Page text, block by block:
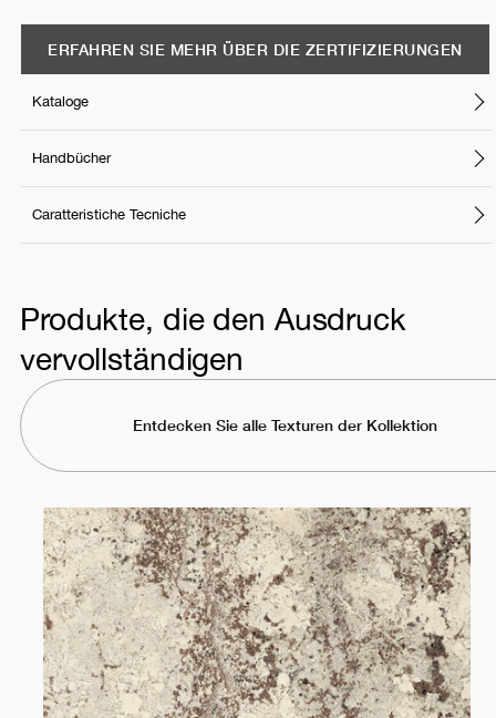
ERFAHREN SIE MEHR ÜBER DIE ZERTIFIZIERUNGEN
Kataloge
Handbücher
Caratteristiche Tecniche
Produkte, die den Ausdruck
vervollständigen
Entdecken Sie alle Texturen der Kollektion